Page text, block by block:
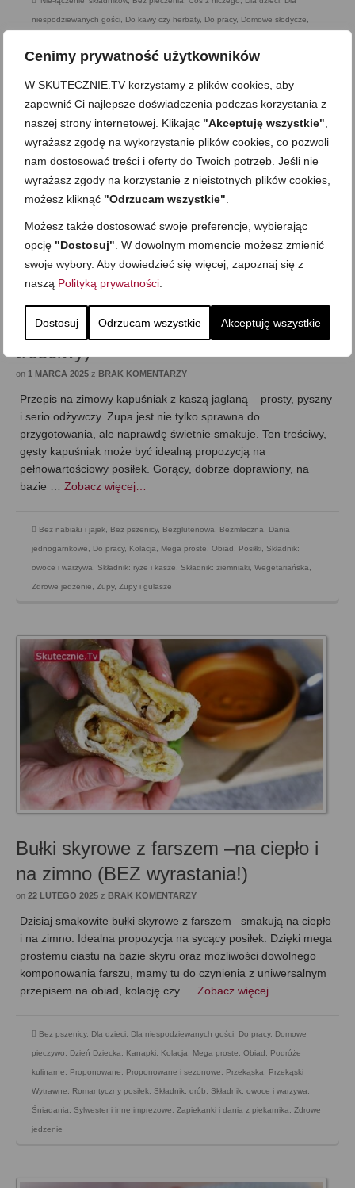
Cenimy prywatność użytkowników
W SKUTECZNIE.TV korzystamy z plików cookies, aby
zapewnić Ci najlepsze doświadczenia podczas korzystania z
naszej strony internetowej. Klikając "Akceptuję wszystkie"
wyrażasz zgodę na wykorzystanie plików cookies, co pozwoli
nam dostosować treści i oferty do Twoich potrzeb. Jeśli nie
wyrażasz zgody na korzystanie z nieistotnych plików cookies,
możesz kliknąć "Odrzucam wszystkie"
Możesz także dostosować swoje preferencje, wybierając
opcję "Dostosuj" . W dowolnym momencie możesz zmienić
swoje wybory. Aby dowiedzieć się więcej, zapoznaj się z
naszą Polityką prywatności
Dostosuj Odrzucam wszystkie Akceptuję wszystkie
niespodziewanych gości, Do kawy czy herbaty, Do pracy, Domowe słodycze,
Zimowy kapuśniak z kaszą jaglaną,
soczewicą i ziemniakami (gęsty i
treściwy)
on 1 MARCA 2025 z BRAK KOMENTARZY
Przepis na zimowy kapuśniak z kaszą jaglaną – prosty, pyszny
i serio odżywczy. Zupa jest nie tylko sprawna do
przygotowania, ale naprawdę świetnie smakuje. Ten treściwy,
gęsty kapuśniak może być idealną propozycją na
pełnowartościowy posiłek. Gorący, dobrze doprawiony, na
bazie … Zobacz więcej…
Bez nabiału i jajek Bez pszenicy, Bezglutenowa Bezmleczna Dania
jednogarnkowe Do pracy, Kolacja Mega proste Obiad Posiłki Składnik:
owoce i warzywa Składnik: ryże i kasze Składnik: ziemniaki Wegetariańska
Zdrowe jedzenie Zupy, Zupy i gulasze
Bułki skyrowe z farszem –na ciepło i
na zimno (BEZ wyrastania!)
on 22 LUTEGO 2025 z BRAK KOMENTARZY
Dzisiaj smakowite bułki skyrowe z farszem –smakują na ciepło
i na zimno. Idealna propozycja na sycący posiłek. Dzięki mega
prostemu ciastu na bazie skyru oraz możliwości dowolnego
komponowania farszu, mamy tu do czynienia z uniwersalnym
przepisem na obiad, kolację czy … Zobacz więcej…
Bez pszenicy, Dla dzieci Dla niespodziewanych gości Do pracy, Domowe
pieczywo Dzień Dziecka Kanapki Kolacja Mega proste Obiad Podróże
kulinarne Proponowane Proponowane i sezonowe Przekąska Przekąski
Wytrawne Romantyczny posiłek Składnik: drób Składnik: owoce i warzywa
Śniadania Sylwester i inne imprezowe Zapiekanki i dania z piekarnika Zdrowe
jedzenie